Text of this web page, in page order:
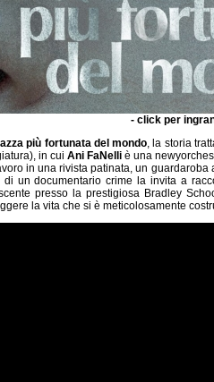
- click per
più fortunata del mondo, la storia
in cui Ani FaNelli è una
in una rivista patinata, un
un documentario crime la invita a
presso la prestigiosa Bradley
la vita che si è meticolosamente